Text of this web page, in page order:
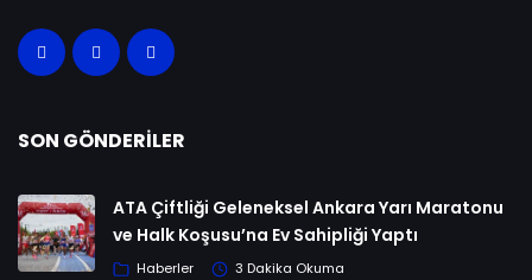
SON GÖNDERILER
ATA Çiftliği Geleneksel Ankara Yarı Maratonu
ve Halk Koşusu’na Ev Sahipliği Yaptı
Haberler 3 Dakika Okuma